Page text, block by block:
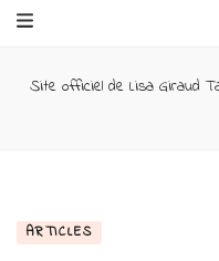
Site officiel de Lisa Giraud
ARTICLES